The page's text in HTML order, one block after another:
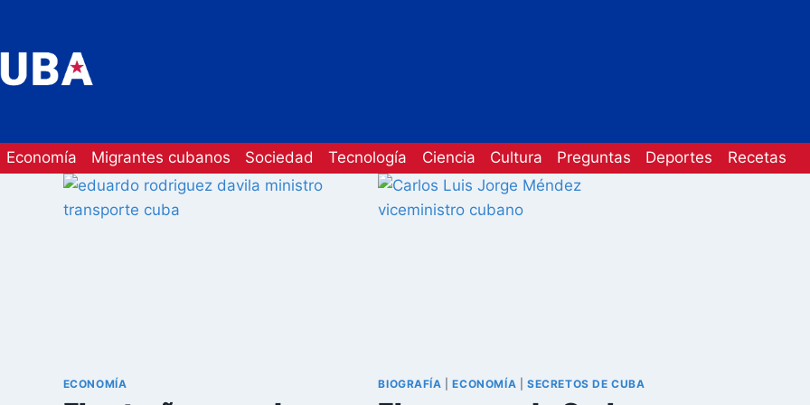
Economía Migrantes cubanos Sociedad Tecnología Ciencia Cultura Preguntas Deportes Recetas
ECONOMÍA BIOGRAFÍA |ECONOMÍA |SECRETOS DE CUBA